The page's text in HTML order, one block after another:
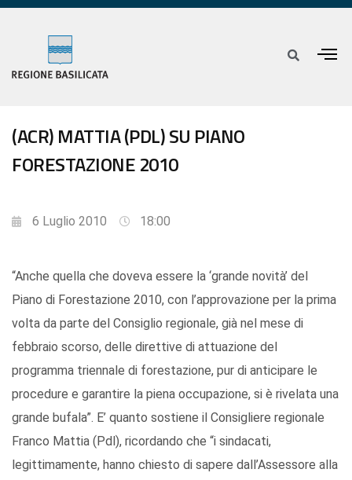
(ACR) MATTIA (PDL) SU PIANO
FORESTAZIONE 2010
6 Luglio 2010 18:00
“Anche quella che doveva essere la ‘grande novità’ del
Piano di Forestazione 2010, con l’approvazione per la prima
volta da parte del Consiglio regionale, già nel mese di
febbraio scorso, delle direttive di attuazione del
programma triennale di forestazione, pur di anticipare le
procedure e garantire la piena occupazione, si è rivelata una
grande bufala”. E’ quanto sostiene il Consigliere regionale
Franco Mattia (Pdl), ricordando che “i sindacati,
legittimamente, hanno chiesto di sapere dall’Assessore alla